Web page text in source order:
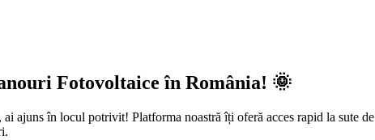
Fotovoltaice în România! 🌞
, ai ajuns în locul potrivit! Platforma noastră îți oferă acces rapid la sute de